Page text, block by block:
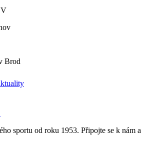
Brod
sportu od roku 1953. Připojte se k nám a